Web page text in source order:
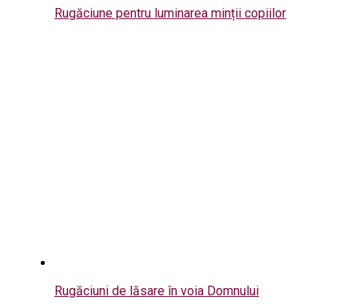
Rugăciune pentru luminarea minții copiilor
Rugăciuni de lăsare în voia Domnului